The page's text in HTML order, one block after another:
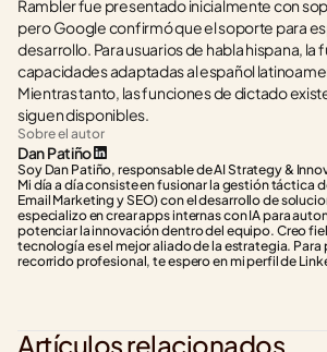
Rambler fue presentado inicialmente con
pero Google confirmó que el soporte para
desarrollo. Para usuarios de habla hispana, la
capacidades adaptadas al español
Mientras tanto, las funciones de dictado
siguen disponibles.
Sobre el autor
Dan Patiño
Soy Dan Patiño, responsable de AI Strategy &
Mi día a día consiste en fusionar la gestión táctica
Email Marketing y SEO) con el desarrollo de
especializo en crear apps internas con IA para
potenciar la innovación dentro del equipo. Creo
tecnología es el mejor aliado de la estrategia. Para
recorrido profesional, te espero en mi perfil de
Artículos relacionados